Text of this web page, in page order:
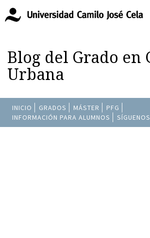
Blog del Grado en
Urbana
INICIO GRADOS MÁSTER
PFG
INFORMACIÓN PARA ALUMNOS